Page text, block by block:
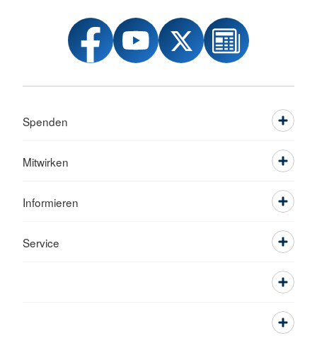
Spenden
Mitwirken
Informieren
Service